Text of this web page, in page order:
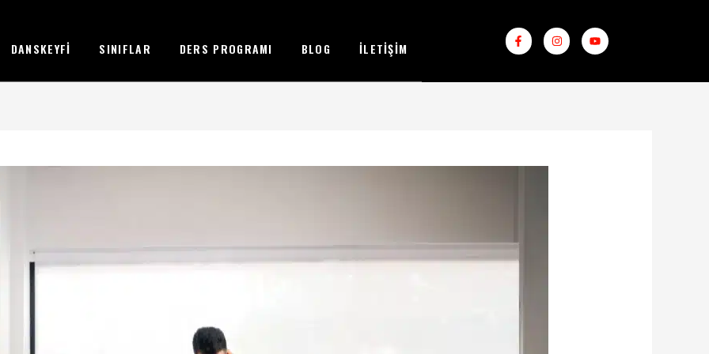
DANSKEYFI SINIFLAR DERS PROGRAMI BLOG İLETIŞIM
Facebook-
f
InstagramYoutube